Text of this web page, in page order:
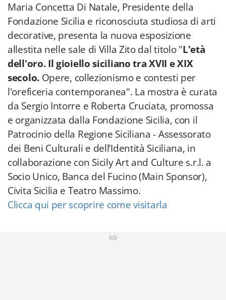
Maria Concetta Di Natale, Presidente della
Fondazione Sicilia e riconosciuta studiosa di arti
decorative, presenta la nuova esposizione
allestita nelle sale di Villa Zito dal titolo "L'età
dell'oro. Il gioiello siciliano tra XVII e XIX
secolo.Opere, collezionismo e contesti per
l'oreficeria contemporanea". La mostra è curata
da Sergio Intorre e Roberta Cruciata, promossa
e organizzata dalla Fondazione Sicilia, con il
Patrocinio della Regione Siciliana - Assessorato
dei Beni Culturali e dell’Identità Siciliana, in
collaborazione con Sicily Art and Culture s.r.l. a
Socio Unico, Banca del Fucino (Main Sponsor),
Civita Sicilia e Teatro Massimo.
Clicca qui per scoprire come visitarla
Adv